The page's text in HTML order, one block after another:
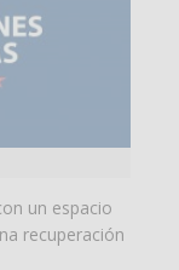
un espacio
recuperación